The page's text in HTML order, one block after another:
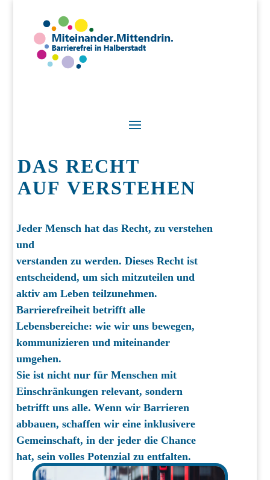
DAS RECHT
AUF VERSTEHEN
Jeder Mensch hat das Recht, zu verstehen
und
verstanden zu werden. Dieses Recht ist
entscheidend, um sich mitzuteilen und
aktiv am Leben teilzunehmen.
Barrierefreiheit betrifft alle
Lebensbereiche: wie wir uns bewegen,
kommunizieren und miteinander
umgehen.
Sie ist nicht nur für Menschen mit
Einschränkungen relevant, sondern
betrifft uns alle. Wenn wir Barrieren
abbauen, schaffen wir eine inklusivere
Gemeinschaft, in der jeder die Chance
hat, sein volles Potenzial zu entfalten.